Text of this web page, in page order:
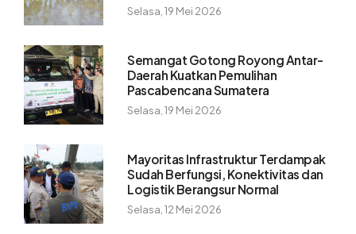
Selasa, 19 Mei 2026
Semangat Gotong Royong Antar-
Daerah Kuatkan Pemulihan
Pascabencana Sumatera
Selasa, 19 Mei 2026
Mayoritas Infrastruktur Terdampak
Sudah Berfungsi, Konektivitas dan
Logistik Berangsur Normal
Selasa, 12 Mei 2026